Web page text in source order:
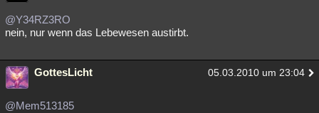
@Y34RZ3RO
nein, nur wenn das Lebewesen austirbt.
GottesLicht 05.03.2010 um 23:04
@Mem513185